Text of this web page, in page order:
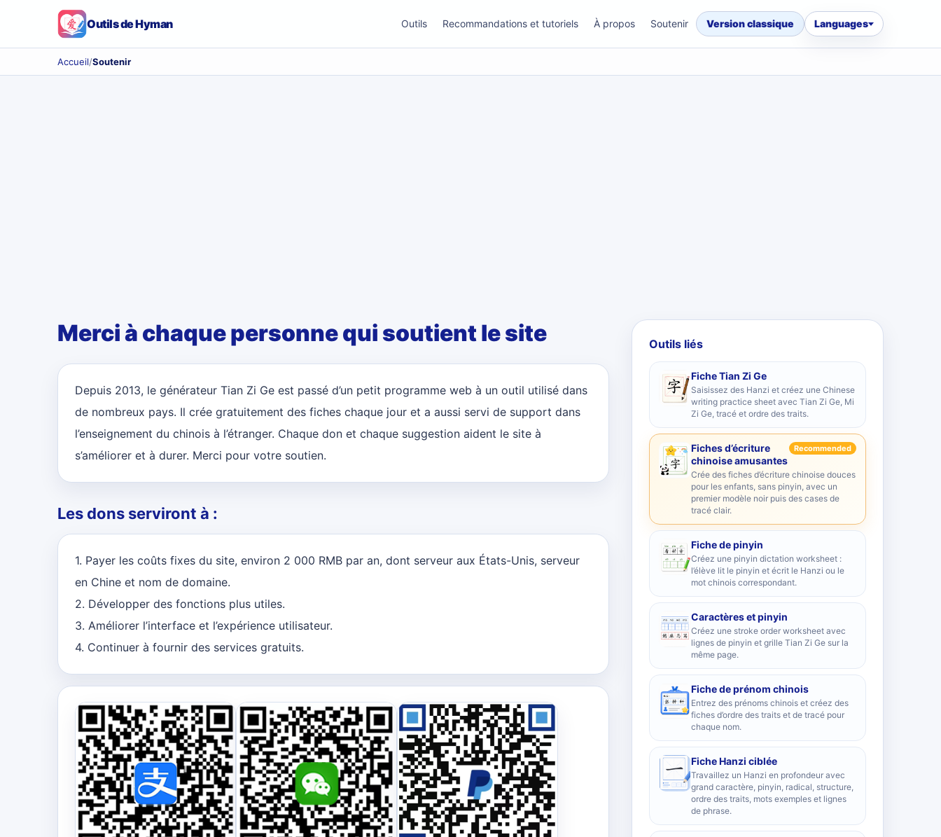
Outils de Hyman Outils Recommandations et tutoriels À propos Soutenir Version classique Languages
Accueil/Soutenir
Merci à chaque personne qui soutient le site
Depuis 2013, le générateur Tian Zi Ge est passé d’un petit programme web à un outil utilisé dans
de nombreux pays. Il crée gratuitement des fiches chaque jour et a aussi servi de support dans
l’enseignement du chinois à l’étranger. Chaque don et chaque suggestion aident le site à
s’améliorer et à durer. Merci pour votre soutien.
Les dons serviront à :
1. Payer les coûts fixes du site, environ 2 000 RMB par an, dont serveur aux États-Unis, serveur
en Chine et nom de domaine.
2. Développer des fonctions plus utiles.
3. Améliorer l’interface et l’expérience utilisateur.
4. Continuer à fournir des services gratuits.
Outils liés
Fiche Tian Zi Ge
Saisissez des Hanzi et créez une Chinese
writing practice sheet avec Tian Zi Ge, Mi
Zi Ge, tracé et ordre des traits.
Fiches d’écriture
chinoise amusantes
Recommended
Crée des fiches d’écriture chinoise douces
pour les enfants, sans pinyin, avec un
premier modèle noir puis des cases de
tracé clair.
Fiche de pinyin
Créez une pinyin dictation worksheet :
l’élève lit le pinyin et écrit le Hanzi ou le
mot chinois correspondant.
Caractères et pinyin
Créez une stroke order worksheet avec
lignes de pinyin et grille Tian Zi Ge sur la
même page.
Fiche de prénom chinois
Entrez des prénoms chinois et créez des
fiches d’ordre des traits et de tracé pour
chaque nom.
Fiche Hanzi ciblée
Travaillez un Hanzi en profondeur avec
grand caractère, pinyin, radical, structure,
ordre des traits, mots exemples et lignes
de phrase.